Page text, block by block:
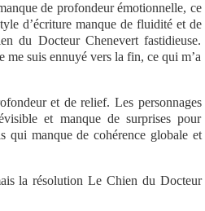
de profondeur émotionnelle, ce
d’écriture manque de fluidité et de
du Docteur Chenevert fastidieuse.
suis ennuyé vers la fin, ce qui m’a
et de relief. Les personnages
et manque de surprises pour
qui manque de cohérence globale et
la résolution Le Chien du Docteur